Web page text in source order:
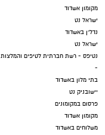
מקומון אשדוד
ישראל נט
נדל"ן באשדוד
ישראל נט
נטיפס - רשת חברתית לטיפים והמלצות
-
בתי מלון באשדוד
יישובניק נט
פרסום במקומונים
מקומון אשדוד
משלוחים באשדוד